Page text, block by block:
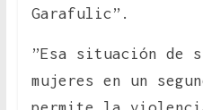
Garafulic”.
”Esa situación de
mujeres en un